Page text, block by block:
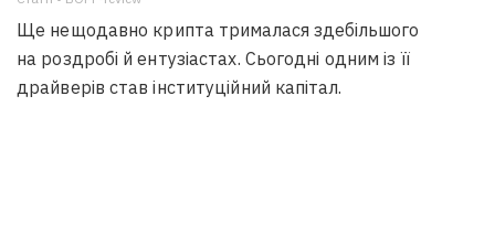
Ще нещодавно крипта трималася здебільшого
на роздробі й ентузіастах. Сьогодні одним із її
драйверів став інституційний капітал.